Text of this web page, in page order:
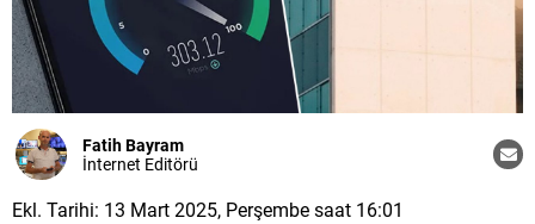
Fatih Bayram
İnternet Editörü
Ekl. Tarihi: 13 Mart 2025, Perşembe saat 16:01